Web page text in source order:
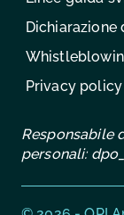
Dichiarazione
Privacy policy
Responsabile
personali: